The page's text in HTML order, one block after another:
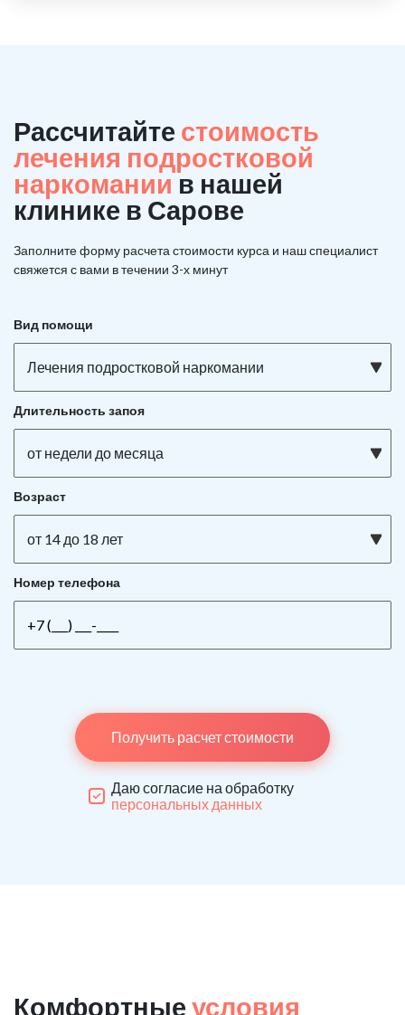
Рассчитайте стоимость
лечения подростковой
наркоманиив нашей
клинике в Сарове
Заполните форму расчета стоимости курса и наш специалист
свяжется с вами в течении 3-х минут
Вид помощи
Лечения подростковой наркомании
Длительность запоя
от недели до месяца
Возраст
от 14 до 18 лет
Номер телефона
Получить расчет стоимости
Даю согласие на обработку
персональных данных
Комфортные условия